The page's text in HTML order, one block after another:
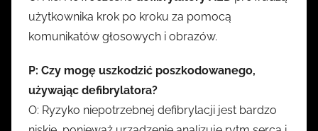
użytkownika krok po kroku za pomocą
komunikatów głosowych i obrazów.
P: Czy mogę uszkodzić poszkodowanego,
używając defibrylatora?
O: Ryzyko niepotrzebnej defibrylacji jest bardzo